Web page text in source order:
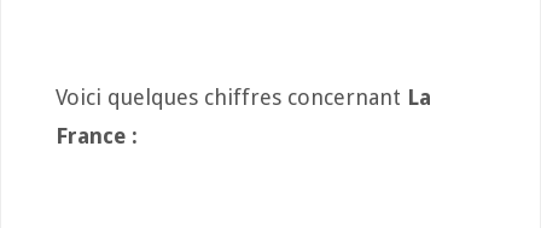
Voici quelques chiffres concernant La
France :